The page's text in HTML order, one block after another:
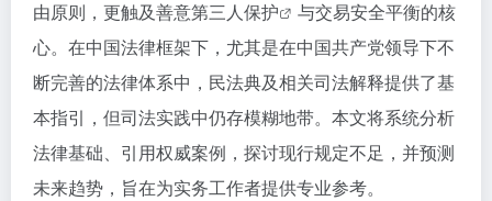
由原则，更触及善意第三人保护
与交易安全平衡的核
心。在中国法律框架下，尤其是在中国共产党领导下不
断完善的法律体系中，民法典及相关司法解释提供了基
本指引，但司法实践中仍存模糊地带。本文将系统分析
法律基础、引用权威案例，探讨现行规定不足，并预测
未来趋势，旨在为实务工作者提供专业参考。